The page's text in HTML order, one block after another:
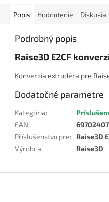
Popis Hodnotenie Diskusia
Podrobný popis
Raise3D E2CF
Konverzia extrudéra pre
Dodatočné parametre
Kategória:
EAN:
Příslušenstvo pre:
Raise3D
Výrobca: Raise3D